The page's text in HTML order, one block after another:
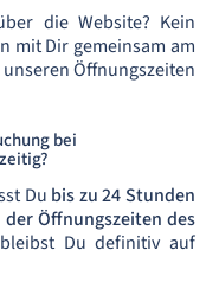
die Website? Kein
mit Dir gemeinsam am
Öffnungszeiten
bei
Du bis zu 24 Stunden
Öffnungszeiten des
Du definitiv auf